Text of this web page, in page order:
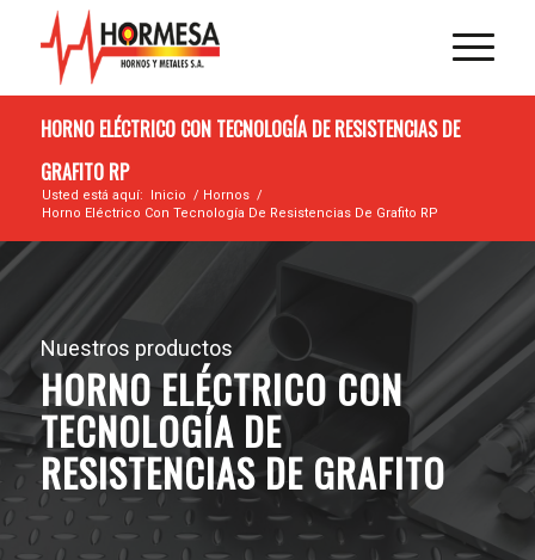
HORNO ELÉCTRICO CON TECNOLOGÍA DE RESISTENCIAS DE
GRAFITO RP
Usted está aquí: Inicio / Hornos /
Horno Eléctrico Con Tecnología De Resistencias De Grafito RP
Nuestros productos
HORNO ELÉCTRICO CON
TECNOLOGÍA DE
RESISTENCIAS DE GRAFITO